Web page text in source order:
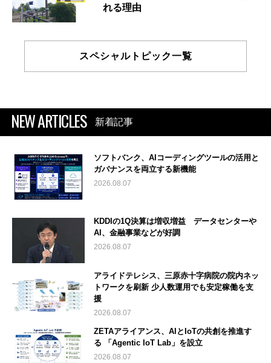
れる理由
スペシャルトピック一覧
NEW ARTICLES 新着記事
ソフトバンク、AIコーディングツールの活用と
ガバナンスを両立する新機能
2026.08.07
KDDIの1Q決算は増収増益 データセンターや
AI、金融事業などが好調
2026.08.07
アライドテレシス、三原赤十字病院の院内ネッ
トワークを刷新 少人数運用でも安定稼働を支
援
2026.08.07
ZETAアライアンス、AIとIoTの共創を推進す
る 「Agentic IoT Lab」を設立
2026.08.07